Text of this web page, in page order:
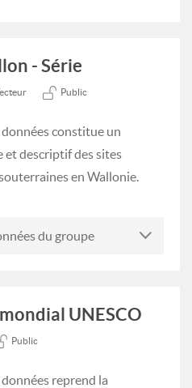
- Série
Public
constitue un
descriptif des sites
en Wallonie.
du groupe
UNESCO
Public
reprend la